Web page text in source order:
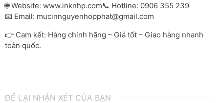
🌐 Website: www.inknhp.com📞 Hotline: 0906 355 239
📧 Email: mucinnguyenhopphat@gmail.com
👉 Cam kết: Hàng chính hãng – Giá tốt – Giao hàng nhanh
toàn quốc.
ĐỂ LẠI NHẬN XÉT CỦA BẠN